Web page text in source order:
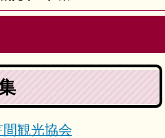
観光協会